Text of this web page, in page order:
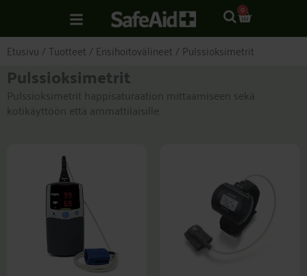
0
CART
Etusivu/Tuotteet/ Ensihoitovälineet/ Pulssioksimetrit
Pulssioksimetrit
Pulssioksimetrit happisaturaation mittaamiseen sekä
kotikäyttöön että ammattilaisille.